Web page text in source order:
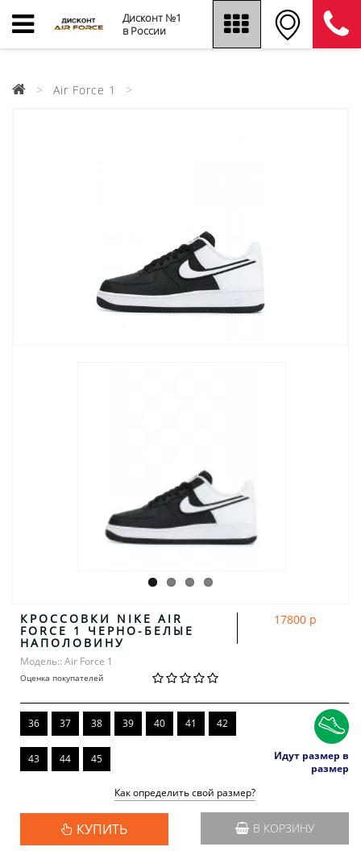
Дисконт №1
в России
Air Force 1
КРОССОВКИ NIKE AIR
FORCE 1 ЧЕРНО-БЕЛЫЕ
НАПОЛОВИНУ
Модель:: Air Force 1
Оценка покупателей
17800 р
36 37 38 39 40 41 42
43 44 45
Идут размер в
размер
Как определить свой размер?
КУПИТЬ В КОРЗИНУ